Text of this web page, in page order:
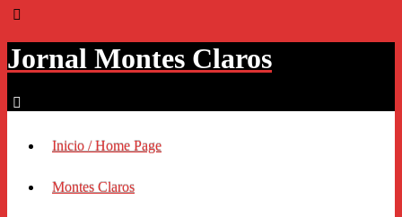
Jornal Montes Claros
Inicio / Home Page
Montes Claros